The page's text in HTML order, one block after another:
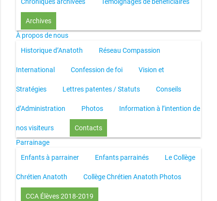
Archives
À propos de nous
Historique d’Anatoth
Réseau Compassion
International Confession de foi Vision et
Stratégies Lettres patentes / Statuts Conseils
d’Administration Photos Information à l’intention de
nos visiteurs
Contacts
Parrainage
Enfants à parrainer
Enfants parrainés Le Collège
Chrétien Anatoth Collège Chrétien Anatoth Photos
CCA Élèves 2018-2019